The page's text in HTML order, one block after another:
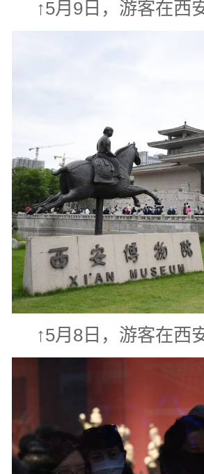
↑5月9日，游客在西
↑5月8日，游客在西